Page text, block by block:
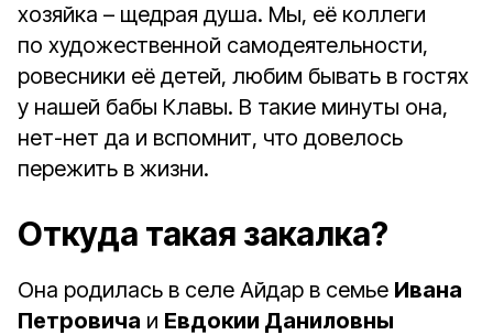
хозяйка – щедрая душа. Мы, её коллеги
по художественной самодеятельности,
ровесники её детей, любим бывать в гостях
у нашей бабы Клавы. В такие минуты она,
нет-нет да и вспомнит, что довелось
пережить в жизни.
Откуда такая закалка?
Она родилась в селе Айдар в семье Ивана
Петровича и Евдокии Даниловны